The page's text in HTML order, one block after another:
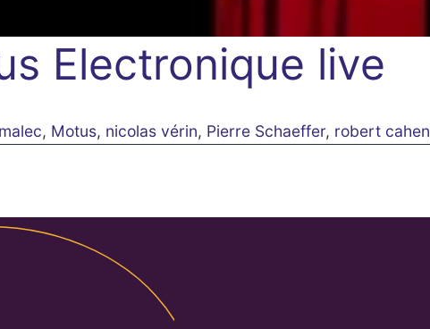
Electronique live
, Motus, nicolas vérin, Pierre Schaeffer, robert cahen